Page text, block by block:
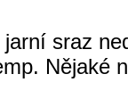
sraz
Nějaké